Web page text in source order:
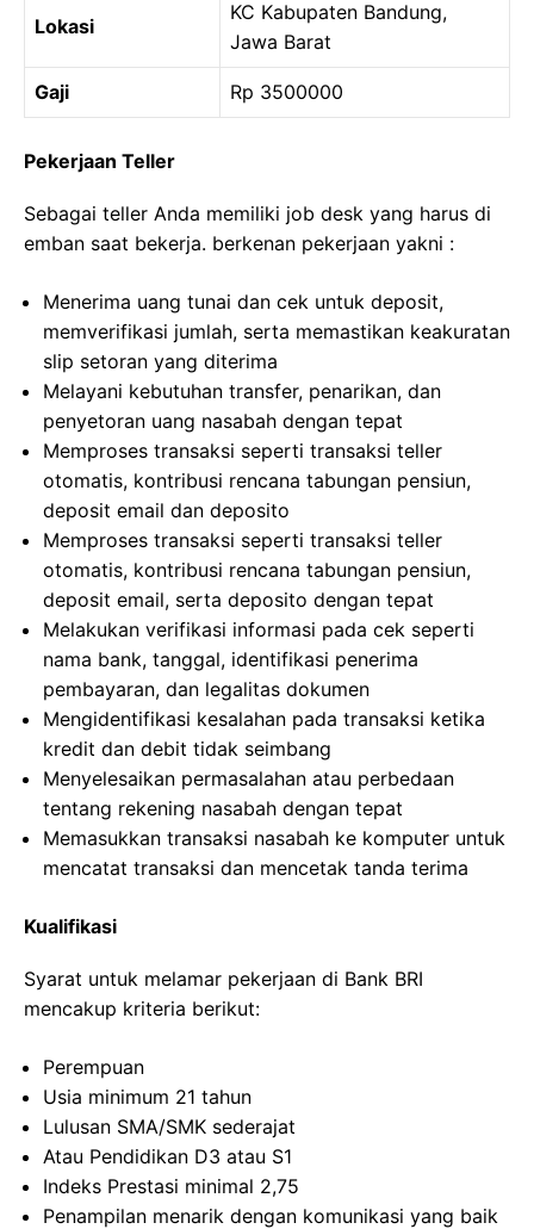
Lokasi
KC Kabupaten Bandung,
Jawa Barat
Gaji Rp 3500000
Pekerjaan Teller
Sebagai teller Anda memiliki job desk yang harus di
emban saat bekerja. berkenan pekerjaan yakni :
Menerima uang tunai dan cek untuk deposit,
memverifikasi jumlah, serta memastikan keakuratan
slip setoran yang diterima
Melayani kebutuhan transfer, penarikan, dan
penyetoran uang nasabah dengan tepat
Memproses transaksi seperti transaksi teller
otomatis, kontribusi rencana tabungan pensiun,
deposit email dan deposito
Memproses transaksi seperti transaksi teller
otomatis, kontribusi rencana tabungan pensiun,
deposit email, serta deposito dengan tepat
Melakukan verifikasi informasi pada cek seperti
nama bank, tanggal, identifikasi penerima
pembayaran, dan legalitas dokumen
Mengidentifikasi kesalahan pada transaksi ketika
kredit dan debit tidak seimbang
Menyelesaikan permasalahan atau perbedaan
tentang rekening nasabah dengan tepat
Memasukkan transaksi nasabah ke komputer untuk
mencatat transaksi dan mencetak tanda terima
Kualifikasi
Syarat untuk melamar pekerjaan di Bank BRI
mencakup kriteria berikut:
Perempuan
Usia minimum 21 tahun
Lulusan SMA/SMK sederajat
Atau Pendidikan D3 atau S1
Indeks Prestasi minimal 2,75
Penampilan menarik dengan komunikasi yang baik